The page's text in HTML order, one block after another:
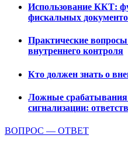
Использование ККТ:
фискальных
Практические
внутреннего контроля
Кто должен знать о
Ложные
сигнализации:
ВОПРОС — ОТВЕТ